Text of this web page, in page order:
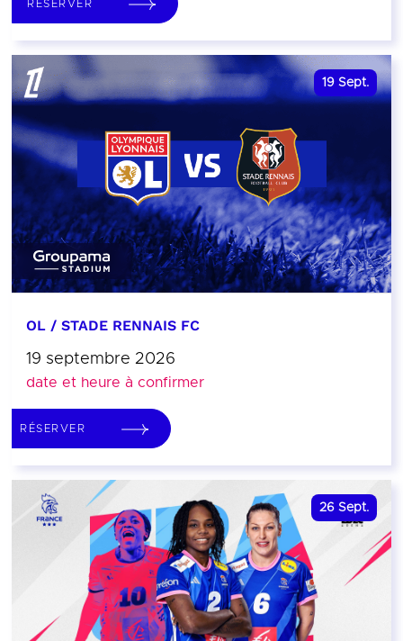
RÉSERVER
19 Sept.
OL / STADE RENNAIS FC
19 septembre 2026
date et heure à confirmer
RÉSERVER
26 Sept.